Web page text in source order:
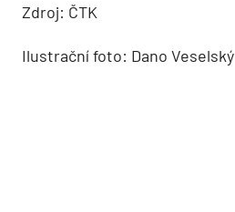
Zdroj: ČTK
Ilustrační foto: Dano Veselský